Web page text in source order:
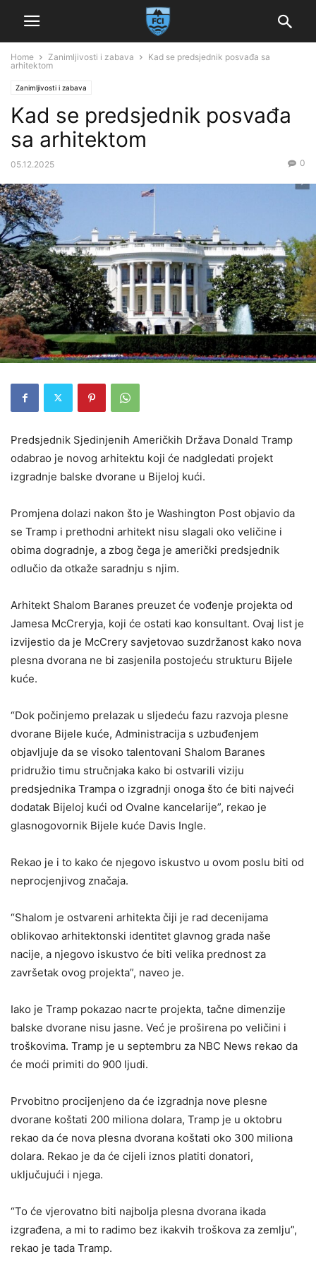
Home Zanimljivosti i zabava
Kad se predsjednik posvađa sa
arhitektom
Zanimljivosti i zabava
Kad se predsjednik posvađa
sa arhitektom
05.12.2025 0
Predsjednik Sjedinjenih Američkih Država Donald Tramp
odabrao je novog arhitektu koji će nadgledati projekt
izgradnje balske dvorane u Bijeloj kući.
Promjena dolazi nakon što je Washington Post objavio da
se Tramp i prethodni arhitekt nisu slagali oko veličine i
obima dogradnje, a zbog čega je američki predsjednik
odlučio da otkaže saradnju s njim.
Arhitekt Shalom Baranes preuzet će vođenje projekta od
Jamesa McCreryja, koji će ostati kao konsultant. Ovaj list je
izvijestio da je McCrery savjetovao suzdržanost kako nova
plesna dvorana ne bi zasjenila postojeću strukturu Bijele
kuće.
“Dok počinjemo prelazak u sljedeću fazu razvoja plesne
dvorane Bijele kuće, Administracija s uzbuđenjem
objavljuje da se visoko talentovani Shalom Baranes
pridružio timu stručnjaka kako bi ostvarili viziju
predsjednika Trampa o izgradnji onoga što će biti najveći
dodatak Bijeloj kući od Ovalne kancelarije”, rekao je
glasnogovornik Bijele kuće Davis Ingle.
Rekao je i to kako će njegovo iskustvo u ovom poslu biti od
neprocjenjivog značaja.
“Shalom je ostvareni arhitekta čiji je rad decenijama
oblikovao arhitektonski identitet glavnog grada naše
nacije, a njegovo iskustvo će biti velika prednost za
završetak ovog projekta”, naveo je.
Iako je Tramp pokazao nacrte projekta, tačne dimenzije
balske dvorane nisu jasne. Već je proširena po veličini i
troškovima. Tramp je u septembru za NBC News rekao da
će moći primiti do 900 ljudi.
Prvobitno procijenjeno da će izgradnja nove plesne
dvorane koštati 200 miliona dolara, Tramp je u oktobru
rekao da će nova plesna dvorana koštati oko 300 miliona
dolara. Rekao je da će cijeli iznos platiti donatori,
uključujući i njega.
“To će vjerovatno biti najbolja plesna dvorana ikada
izgrađena, a mi to radimo bez ikakvih troškova za zemlju”,
rekao je tada Tramp.